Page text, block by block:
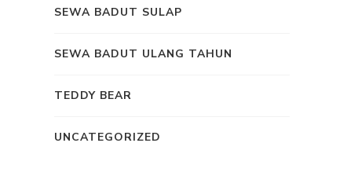
SEWA BADUT SULAP
SEWA BADUT ULANG TAHUN
TEDDY BEAR
UNCATEGORIZED